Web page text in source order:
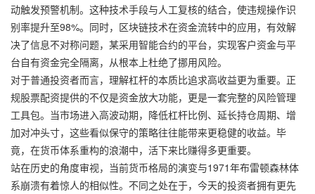
动触发预警机制。这种技术手段与人工复核的结合，使违规操作识
别率提升至98%。同时，区块链技术在资金流转中的应用，有效解
决了信息不对称问题，某采用智能合约的平台，实现客户资金与平
台自有资金完全隔离，从根本上杜绝了挪用风险。
对于普通投资者而言，理解杠杆的本质比追求高收益更为重要。正
规股票配资提供的不仅是资金放大功能，更是一套完整的风险管理
工具包。当市场进入高波动期，降低杠杆比例、延长持仓周期、增
加对冲头寸，这些看似保守的策略往往能带来更稳健的收益。毕
竟，在货币体系重构的浪潮中，活下来比赚得多更重要。
站在历史的角度审视，当前货币格局的演变与1971年布雷顿森林体
系崩溃有着惊人的相似性。不同之处在于，今天的投资者拥有更先